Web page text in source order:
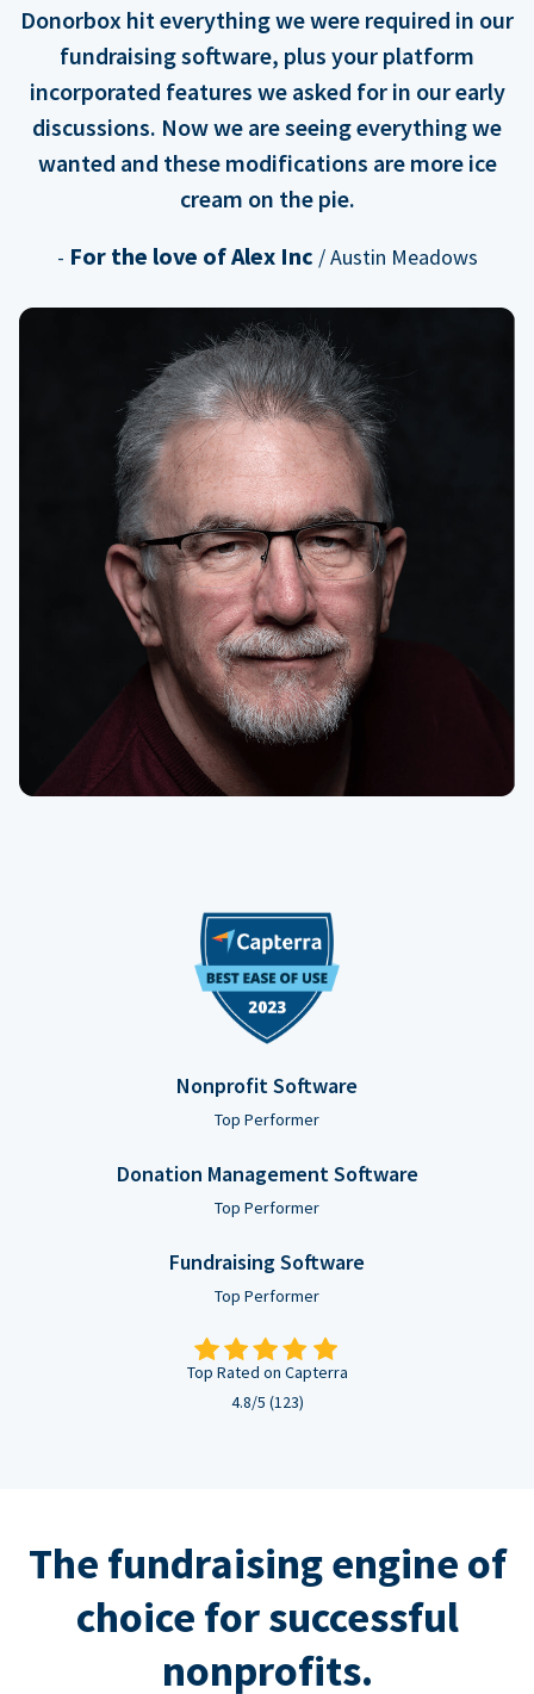
Donorbox hit everything we were required in our
fundraising software, plus your platform
incorporated features we asked for in our early
discussions. Now we are seeing everything we
wanted and these modifications are more ice
cream on the pie.
- For the love of Alex Inc / Austin Meadows
Nonprofit Software
Top Performer
Donation Management Software
Top Performer
Fundraising Software
Top Performer
Top Rated on Capterra
4.8/5 (123)
The fundraising engine of
choice for successful
nonprofits.